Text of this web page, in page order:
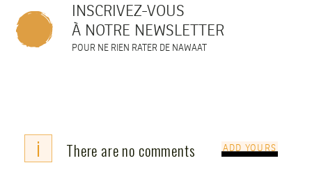
INSCRIVEZ-VOUS
À NOTRE NEWSLETTER
POUR NE RIEN RATER DE NAWAAT
i There are no comments ADD YOURS